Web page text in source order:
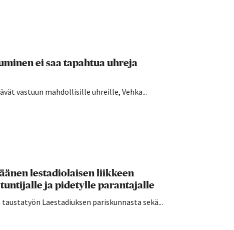
ei saa tapahtua uhreja
vastuun mahdollisille uhreille, Vehka...
lestadiolaisen liikkeen
ja pidetylle parantajalle
Laestadiuksen pariskunnasta sekä...